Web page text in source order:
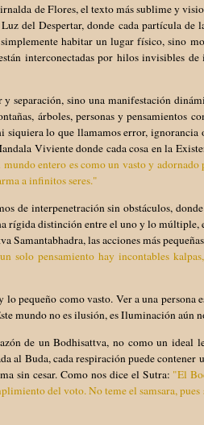
de Flores, el texto más sublime y
del Despertar, donde cada partícula de
habitar un lugar físico, sino
interconectadas por hilos invisibles
separación, sino una manifestación
árboles, personas y pensamientos
lo que llamamos error, ignorancia
Viviente donde cada cosa en la
entero es como un vasto y
a infinitos seres."
de interpenetración sin obstáculos,
rígida distinción entre el uno y lo múltiple,
las acciones más
solo pensamiento hay incontables
pequeño como vasto. Ver a una persona
mundo no es ilusión, es Iluminación aún
de un Bodhisattva, no como un ideal
al Buda, cada respiración puede contener
sin cesar. Como nos dice el Sutra: "El
del voto. No teme el samsara,